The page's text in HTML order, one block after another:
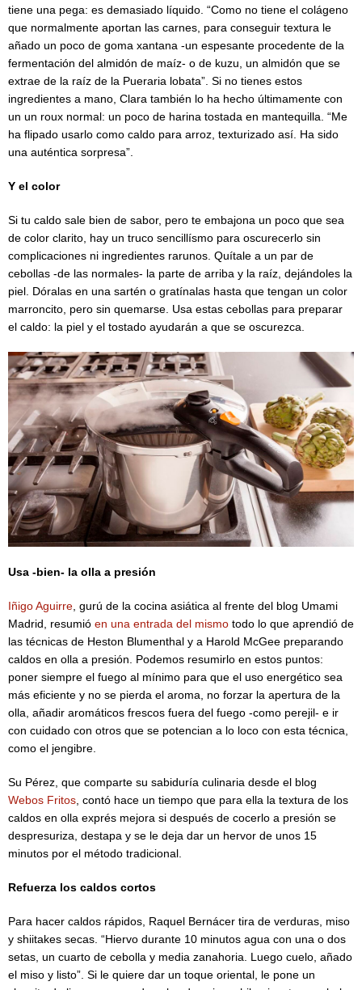
tiene una pega: es demasiado líquido. “Como no tiene el colágeno
que normalmente aportan las carnes, para conseguir textura le
añado un poco de goma xantana -un espesante procedente de la
fermentación del almidón de maíz- o de kuzu, un almidón que se
extrae de la raíz de la Pueraria lobata”. Si no tienes estos
ingredientes a mano, Clara también lo ha hecho últimamente con
un un roux normal: un poco de harina tostada en mantequilla. “Me
ha flipado usarlo como caldo para arroz, texturizado así. Ha sido
una auténtica sorpresa”.
Y el color
Si tu caldo sale bien de sabor, pero te embajona un poco que sea
de color clarito, hay un truco sencillísmo para oscurecerlo sin
complicaciones ni ingredientes rarunos. Quítale a un par de
cebollas -de las normales- la parte de arriba y la raíz, dejándoles la
piel. Dóralas en una sartén o gratínalas hasta que tengan un color
marroncito, pero sin quemarse. Usa estas cebollas para preparar
el caldo: la piel y el tostado ayudarán a que se oscurezca.
Usa -bien- la olla a presión
Iñigo Aguirre , gurú de la cocina asiática al frente del blog Umami
Madrid, resumió en una entrada del mismo todo lo que aprendió de
las técnicas de Heston Blumenthal y a Harold McGee preparando
caldos en olla a presión. Podemos resumirlo en estos puntos:
poner siempre el fuego al mínimo para que el uso energético sea
más eficiente y no se pierda el aroma, no forzar la apertura de la
olla, añadir aromáticos frescos fuera del fuego -como perejil- e ir
con cuidado con otros que se potencian a lo loco con esta técnica,
como el jengibre.
Su Pérez, que comparte su sabiduría culinaria desde el blog
Webos Fritos , contó hace un tiempo que para ella la textura de los
caldos en olla exprés mejora si después de cocerlo a presión se
despresuriza, destapa y se le deja dar un hervor de unos 15
minutos por el método tradicional.
Refuerza los caldos cortos
Para hacer caldos rápidos, Raquel Bernácer tira de verduras, miso
y shiitakes secas. “Hiervo durante 10 minutos agua con una o dos
setas, un cuarto de cebolla y media zanahoria. Luego cuelo, añado
el miso y listo”. Si le quiere dar un toque oriental, le pone un